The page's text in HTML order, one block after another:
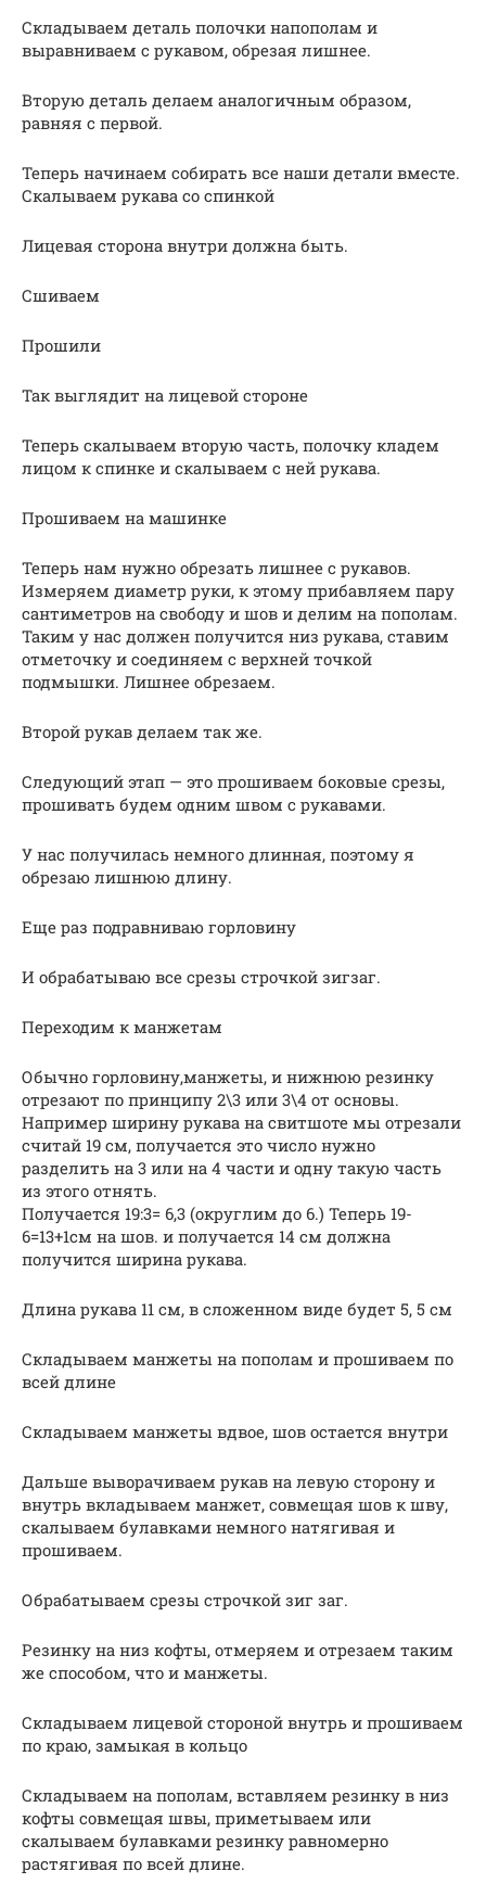
Складываем деталь полочки напополам и
выравниваем с рукавом, обрезая лишнее.
Вторую деталь делаем аналогичным образом,
равняя с первой.
Теперь начинаем собирать все наши детали вместе.
Скалываем рукава со спинкой
Лицевая сторона внутри должна быть.
Сшиваем
Прошили
Так выглядит на лицевой стороне
Теперь скалываем вторую часть, полочку кладем
лицом к спинке и скалываем с ней рукава.
Прошиваем на машинке
Теперь нам нужно обрезать лишнее с рукавов.
Измеряем диаметр руки, к этому прибавляем пару
сантиметров на свободу и шов и делим на пополам.
Таким у нас должен получится низ рукава, ставим
отметочку и соединяем с верхней точкой
подмышки. Лишнее обрезаем.
Второй рукав делаем так же.
Следующий этап — это прошиваем боковые срезы,
прошивать будем одним швом с рукавами.
У нас получилась немного длинная, поэтому я
обрезаю лишнюю длину.
Еще раз подравниваю горловину
И обрабатываю все срезы строчкой зигзаг.
Переходим к манжетам
Обычно горловину,манжеты, и нижнюю резинку
отрезают по принципу 2\3 или 3\4 от основы.
Например ширину рукава на свитшоте мы отрезали
считай 19 см, получается это число нужно
разделить на 3 или на 4 части и одну такую часть
из этого отнять.
Получается 19:3= 6,3 (округлим до 6.) Теперь 19-
6=13+1см на шов. и получается 14 см должна
получится ширина рукава.
Длина рукава 11 см, в сложенном виде будет 5, 5 см
Складываем манжеты на пополам и прошиваем по
всей длине
Складываем манжеты вдвое, шов остается внутри
Дальше выворачиваем рукав на левую сторону и
внутрь вкладываем манжет, совмещая шов к шву,
скалываем булавками немного натягивая и
прошиваем.
Обрабатываем срезы строчкой зиг заг.
Резинку на низ кофты, отмеряем и отрезаем таким
же способом, что и манжеты.
Складываем лицевой стороной внутрь и прошиваем
по краю, замыкая в кольцо
Складываем на пополам, вставляем резинку в низ
кофты совмещая швы, приметываем или
скалываем булавками резинку равномерно
растягивая по всей длине.